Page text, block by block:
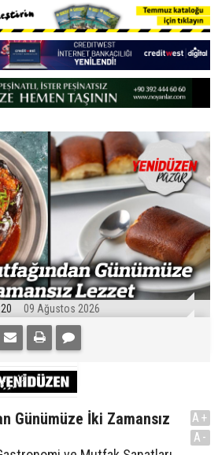
09 Ağustos 2026
Günümüze İki Zamansız
A+
A-